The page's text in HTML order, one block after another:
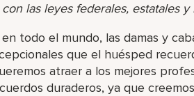
las leyes federales, estatales y
todo el mundo, las damas y
que el huésped
atraer a los mejores
duraderos, ya que